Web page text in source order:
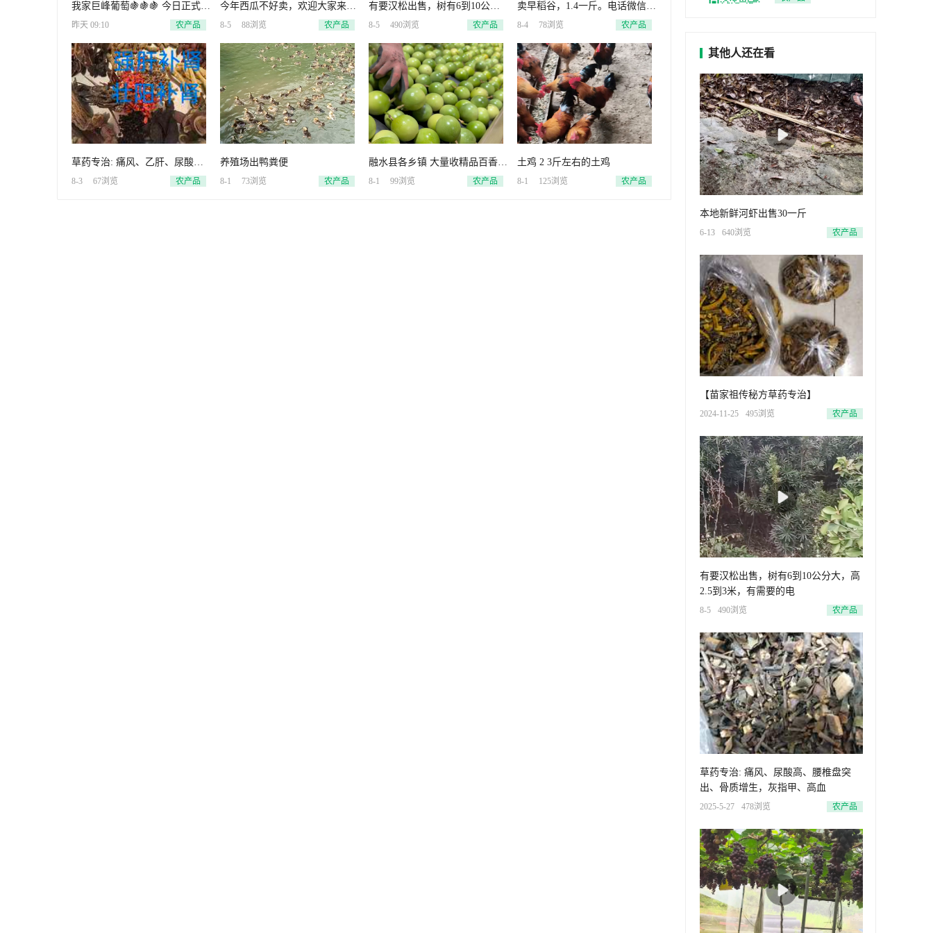
我家巨峰葡萄🍇🍇🍇 今日正式开
园#六块一斤 ☎️古选双龙沟苗
昨天 09:10 农产品
今年西瓜不好卖，欢迎大家来果
园亲自采摘西瓜，地址永乐附
8-5 88浏览 农产品
有要汉松出售，树有6到10公分
大，高2.5到3米，有需要的电
8-5 490浏览 农产品
卖早稻谷，1.4一斤。电话微信
15077254775
8-4 78浏览 农产品
草药专治: 痛风、乙肝、尿酸
高、腰椎盘突出、骨质增生，灰
8-3 67浏览 农产品
养殖场出鸭粪便
8-1 73浏览 农产品
融水县各乡镇 大量收精品百香果
可以上门收
8-1 99浏览 农产品
土鸡 2 3斤左右的土鸡
8-1 125浏览 农产品
祖传验方，安全有
✔ 痛风 ✔ 尿酸高 ✔
全有效！有相关症状
欢迎咨询详情 💬
（注：需用户主动提
供联系方式方可显示
咨询方式）
其他人还在看
本地新鲜河虾出售30一斤
6-13 640浏览 农产品
【苗家祖传秘方草药专治】
2024-11-25 495浏览 农产品
有要汉松出售，树有6到10公分大，高
2.5到3米，有需要的电
8-5 490浏览 农产品
草药专治: 痛风、尿酸高、腰椎盘突
出、骨质增生，灰指甲、高血
2025-5-27 478浏览 农产品